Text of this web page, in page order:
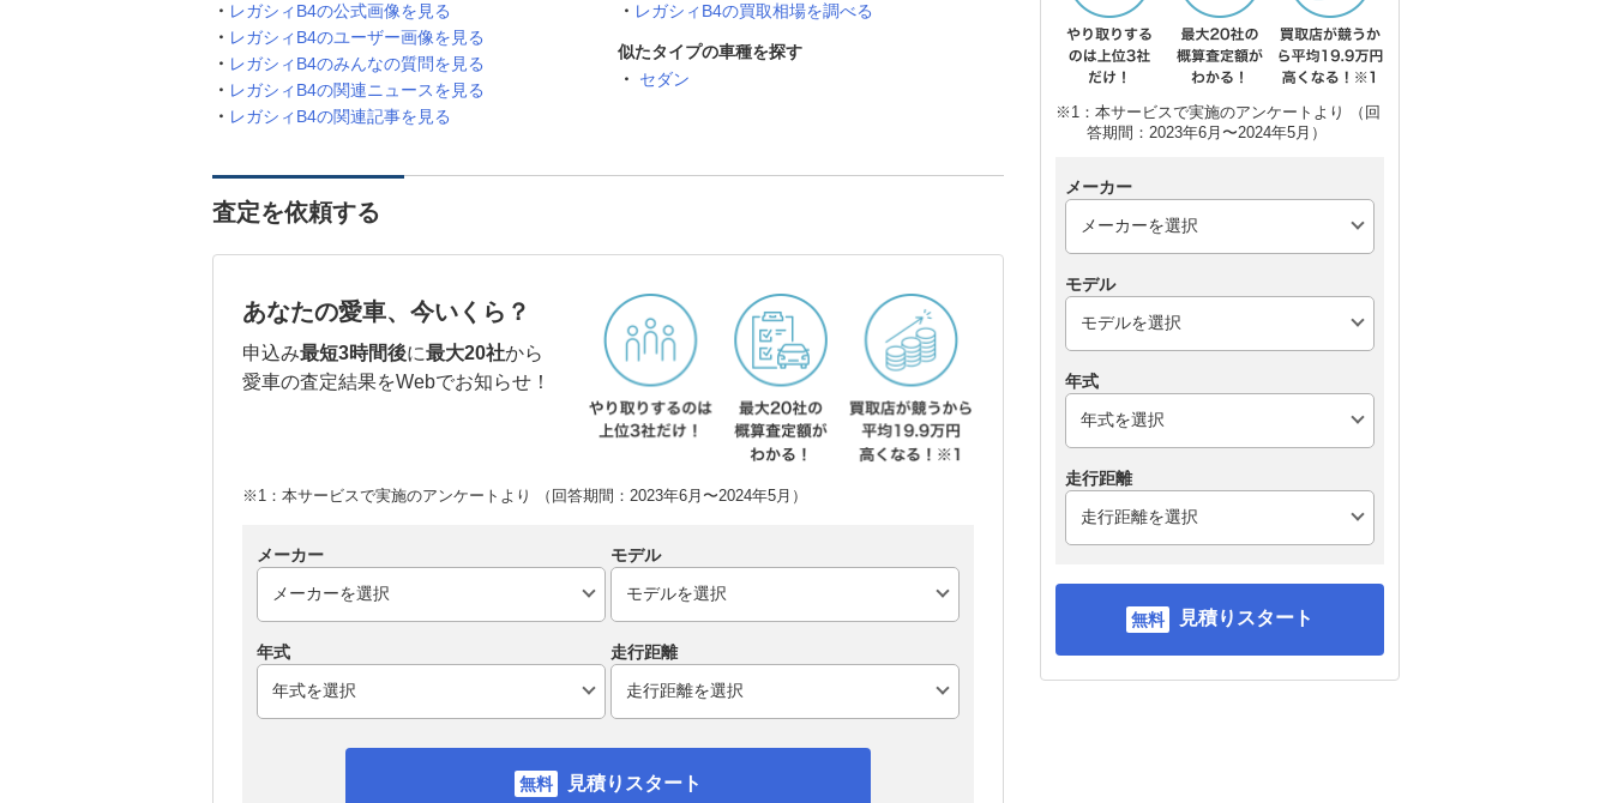
レガシィB4の公式画像を見る
レガシィB4のユーザー画像を見る
レガシィB4のみんなの質問を見る
レガシィB4の関連ニュースを見る
レガシィB4の関連記事を見る
レガシィB4の買取相場を調べる
似たタイプの車種を探す
セダン
査定を依頼する
あなたの愛車、今いくら？
申込み最短3時間後に最大20社から
愛車の査定結果をWebでお知らせ！
※1：本サービスで実施のアンケートより （回答期間：2023年6月〜2024年5月）
メーカー モデル
年式 走行距離
見積りスタート
※1：本サービスで実施のアンケートより （回
答期間：2023年6月〜2024年5月）
メーカー
モデル
年式
走行距離
見積りスタート